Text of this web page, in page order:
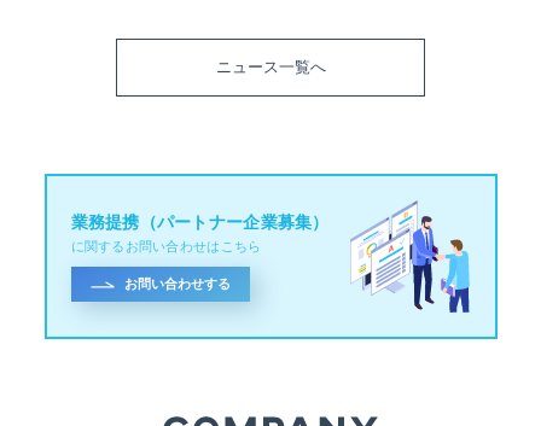
ニュース一覧へ
業務提携（パートナー企業募集）
に関するお問い合わせはこちら
お問い合わせする